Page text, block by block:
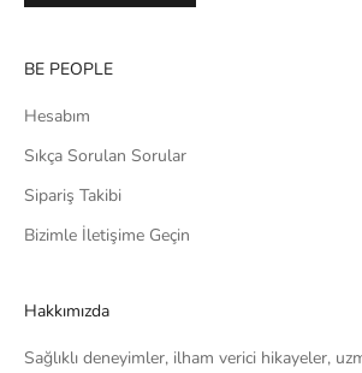
BE PEOPLE
Hesabım
Sıkça Sorulan Sorular
Sipariş Takibi
Bizimle İletişime Geçin
Hakkımızda
Sağlıklı deneyimler, ilham verici hikayeler,